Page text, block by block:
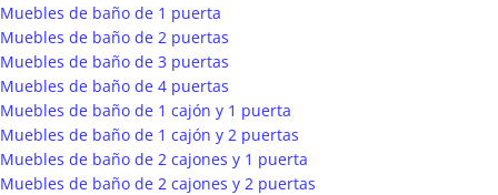
Muebles de baño de 1 puerta
Muebles de baño de 2 puertas
Muebles de baño de 3 puertas
Muebles de baño de 4 puertas
Muebles de baño de 1 cajón y 1 puerta
Muebles de baño de 1 cajón y 2 puertas
Muebles de baño de 2 cajones y 1 puerta
Muebles de baño de 2 cajones y 2 puertas